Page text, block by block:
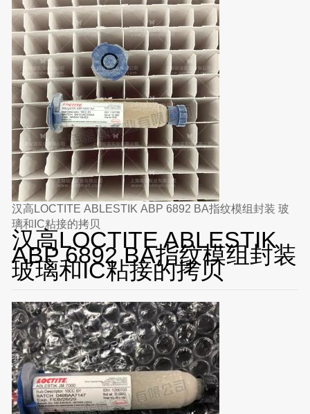
汉高LOCTITE ABLESTIK ABP 6892 BA指纹模组封装 玻
璃和IC粘接的拷贝
汉高LOCTITE ABLESTIK
ABP 6892 BA指纹模组封装
玻璃和IC粘接的拷贝